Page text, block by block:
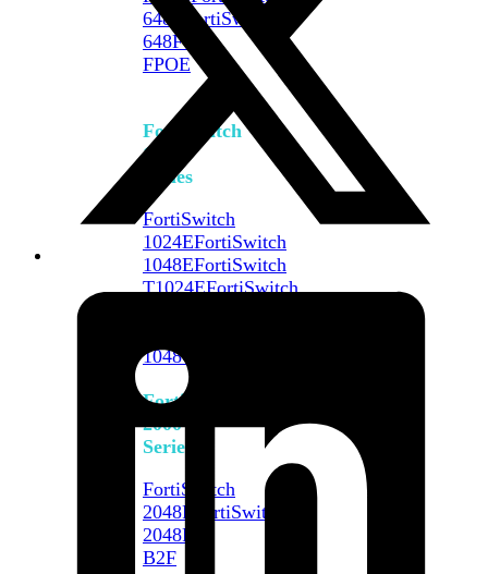
648F
FortiSwitch
648F-
FPOE
FortiSwitch
1000
Series
FortiSwitch
1024EFortiSwitch
1048EFortiSwitch
T1024EFortiSwitch
1048G
FortiSwitch
2000
Series
FortiSwitch
2048F
FortiSwitch
2048F-
B2F